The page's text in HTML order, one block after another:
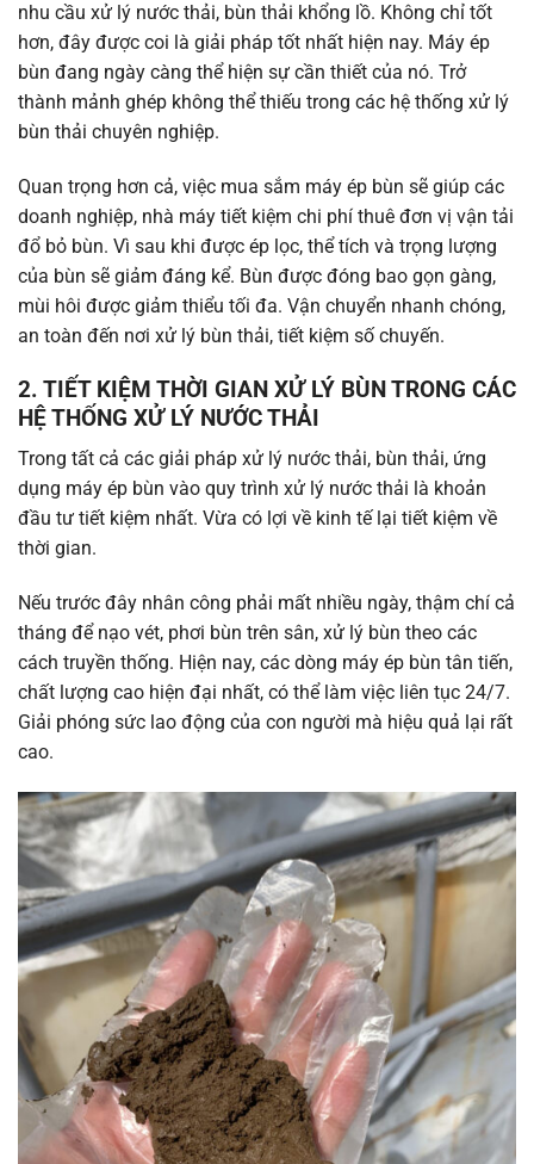
nhu cầu xử lý nước thải, bùn thải khổng lồ. Không chỉ tốt
hơn, đây được coi là giải pháp tốt nhất hiện nay. Máy ép
bùn đang ngày càng thể hiện sự cần thiết của nó. Trở
thành mảnh ghép không thể thiếu trong các hệ thống xử lý
bùn thải chuyên nghiệp.
Quan trọng hơn cả, việc mua sắm máy ép bùn sẽ giúp các
doanh nghiệp, nhà máy tiết kiệm chi phí thuê đơn vị vận tải
đổ bỏ bùn. Vì sau khi được ép lọc, thể tích và trọng lượng
của bùn sẽ giảm đáng kể. Bùn được đóng bao gọn gàng,
mùi hôi được giảm thiểu tối đa. Vận chuyển nhanh chóng,
an toàn đến nơi xử lý bùn thải, tiết kiệm số chuyến.
2. TIẾT KIỆM THỜI GIAN XỬ LÝ BÙN TRONG CÁC
HỆ THỐNG XỬ LÝ NƯỚC THẢI
Trong tất cả các giải pháp xử lý nước thải, bùn thải, ứng
dụng máy ép bùn vào quy trình xử lý nước thải là khoản
đầu tư tiết kiệm nhất. Vừa có lợi về kinh tế lại tiết kiệm về
thời gian.
Nếu trước đây nhân công phải mất nhiều ngày, thậm chí cả
tháng để nạo vét, phơi bùn trên sân, xử lý bùn theo các
cách truyền thống. Hiện nay, các dòng máy ép bùn tân tiến,
chất lượng cao hiện đại nhất, có thể làm việc liên tục 24/7.
Giải phóng sức lao động của con người mà hiệu quả lại rất
cao.